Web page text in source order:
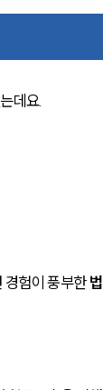
데요.
경험이 풍부한 법